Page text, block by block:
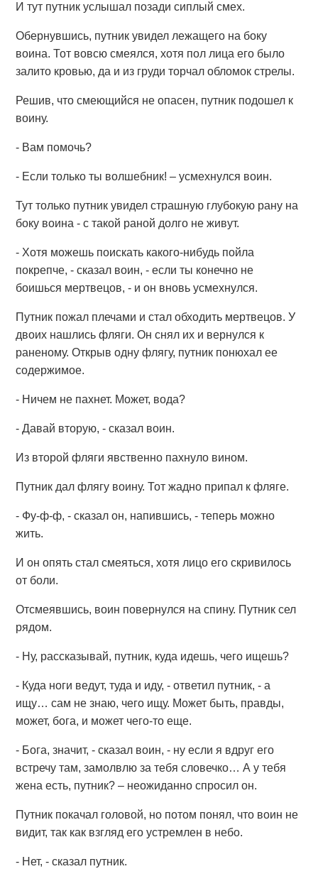
И тут путник услышал позади сиплый смех.
Обернувшись, путник увидел лежащего на боку
воина. Тот вовсю смеялся, хотя пол лица его было
залито кровью, да и из груди торчал обломок стрелы.
Решив, что смеющийся не опасен, путник подошел к
воину.
- Вам помочь?
- Если только ты волшебник! – усмехнулся воин.
Тут только путник увидел страшную глубокую рану на
боку воина - с такой раной долго не живут.
- Хотя можешь поискать какого-нибудь пойла
покрепче, - сказал воин, - если ты конечно не
боишься мертвецов, - и он вновь усмехнулся.
Путник пожал плечами и стал обходить мертвецов. У
двоих нашлись фляги. Он снял их и вернулся к
раненому. Открыв одну флягу, путник понюхал ее
содержимое.
- Ничем не пахнет. Может, вода?
- Давай вторую, - сказал воин.
Из второй фляги явственно пахнуло вином.
Путник дал флягу воину. Тот жадно припал к фляге.
- Фу-ф-ф, - сказал он, напившись, - теперь можно
жить.
И он опять стал смеяться, хотя лицо его скривилось
от боли.
Отсмеявшись, воин повернулся на спину. Путник сел
рядом.
- Ну, рассказывай, путник, куда идешь, чего ищешь?
- Куда ноги ведут, туда и иду, - ответил путник, - а
ищу… сам не знаю, чего ищу. Может быть, правды,
может, бога, и может чего-то еще.
- Бога, значит, - сказал воин, - ну если я вдруг его
встречу там, замолвлю за тебя словечко… А у тебя
жена есть, путник? – неожиданно спросил он.
Путник покачал головой, но потом понял, что воин не
видит, так как взгляд его устремлен в небо.
- Нет, - сказал путник.